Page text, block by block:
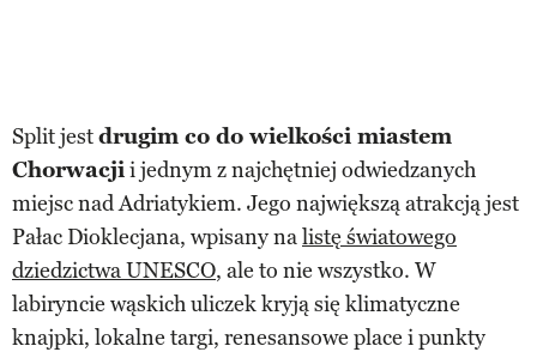
Split jestdrugim co do wielkości miastem
Chorwacjii jednym z najchętniej odwiedzanych
miejsc nad Adriatykiem. Jego największą atrakcją jest
Pałac Dioklecjana, wpisany nalistę światowego
dziedzictwa UNESCO, ale to nie wszystko. W
labiryncie wąskich uliczek kryją się klimatyczne
knajpki, lokalne targi, renesansowe place i punkty